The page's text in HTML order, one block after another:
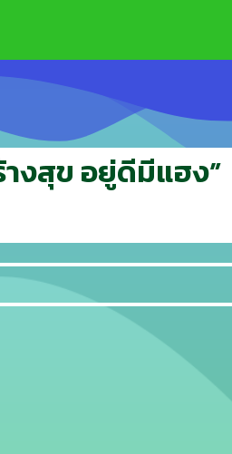
างสุข อยู่ดีมีแฮง”